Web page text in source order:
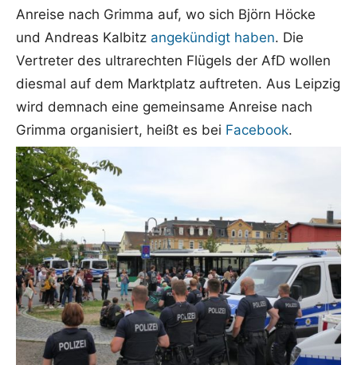
Anreise nach Grimma auf, wo sich Björn Höcke
und Andreas Kalbitz angekündigt haben. Die
Vertreter des ultrarechten Flügels der AfD wollen
diesmal auf dem Marktplatz auftreten. Aus Leipzig
wird demnach eine gemeinsame Anreise nach
Grimma organisiert, heißt es bei Facebook.